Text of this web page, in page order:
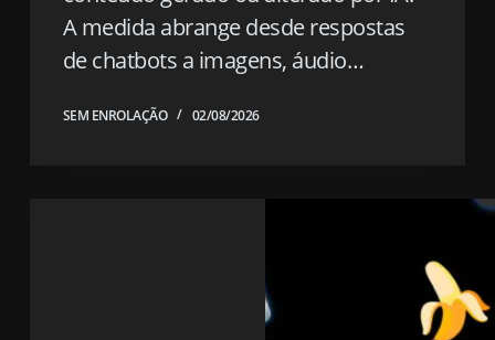
A medida abrange desde respostas
de chatbots a imagens, áudio…
SEM ENROLAÇÃO 02/08/2026